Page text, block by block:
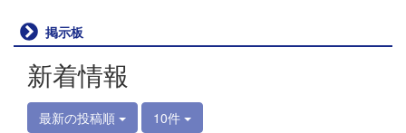
u
s
掲示板
新着情報
最新の投稿順 10件